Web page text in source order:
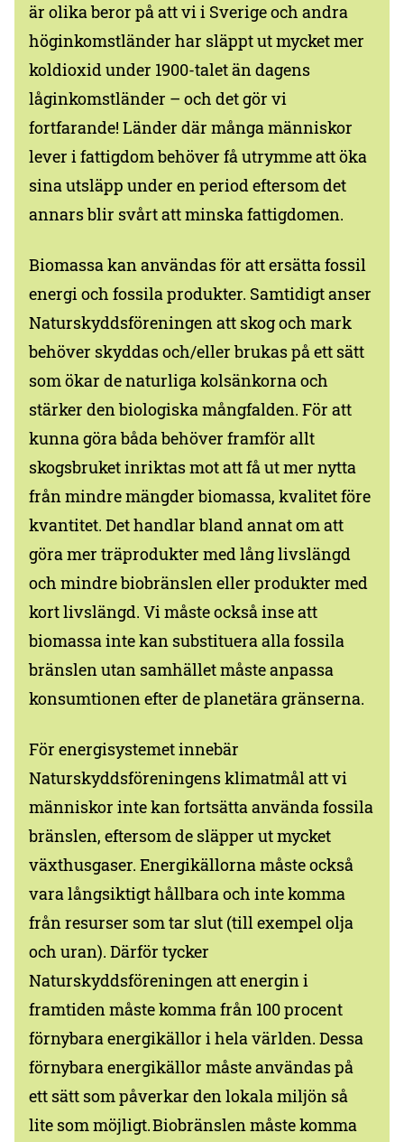
är olika beror på att vi i Sverige och andra
höginkomstländer har släppt ut mycket mer
koldioxid under 1900-talet än dagens
låginkomstländer – och det gör vi
fortfarande! Länder där många människor
lever i fattigdom behöver få utrymme att öka
sina utsläpp under en period eftersom det
annars blir svårt att minska fattigdomen.
Biomassa kan användas för att ersätta fossil
energi och fossila produkter. Samtidigt anser
Naturskyddsföreningen att skog och mark
behöver skyddas och/eller brukas på ett sätt
som ökar de naturliga kolsänkorna och
stärker den biologiska mångfalden. För att
kunna göra båda behöver framför allt
skogsbruket inriktas mot att få ut mer nytta
från mindre mängder biomassa, kvalitet före
kvantitet. Det handlar bland annat om att
göra mer träprodukter med lång livslängd
och mindre biobränslen eller produkter med
kort livslängd. Vi måste också inse att
biomassa inte kan substituera alla fossila
bränslen utan samhället måste anpassa
konsumtionen efter de planetära gränserna.
För energisystemet innebär
Naturskyddsföreningens klimatmål att vi
människor inte kan fortsätta använda fossila
bränslen, eftersom de släpper ut mycket
växthusgaser. Energikällorna måste också
vara långsiktigt hållbara och inte komma
från resurser som tar slut (till exempel olja
och uran). Därför tycker
Naturskyddsföreningen att energin i
framtiden måste komma från 100 procent
förnybara energikällor i hela världen. Dessa
förnybara energikällor måste användas på
ett sätt som påverkar den lokala miljön så
lite som möjligt. Biobränslen måste komma